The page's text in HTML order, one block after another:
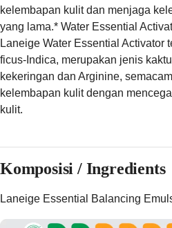
kelembapan kulit dan menjaga
yang lama.* Water Essential
Laneige Water Essential Activator
ficus-Indica, merupakan jenis
kekeringan dan Arginine,
kelembapan kulit dengan
kulit.
Komposisi / Ingredients
Laneige Essential Balancing